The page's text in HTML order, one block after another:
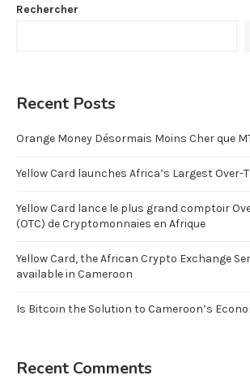
Rechercher
Recent Posts
Orange Money Désormais Moins Cher que
Yellow Card launches Africa’s Largest Over-
Yellow Card lance le plus grand comptoir
(OTC) de Cryptomonnaies en Afrique
Yellow Card, the African Crypto Exchange
available in Cameroon
Is Bitcoin the Solution to Cameroon’s
Recent Comments